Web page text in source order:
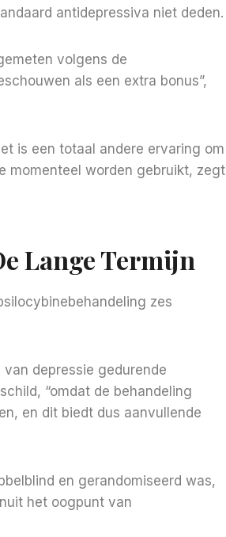
antidepressiva niet deden.
volgens de
als een extra bonus”,
is een totaal andere ervaring om
momenteel worden gebruikt, zegt
Lange Termijn
zes
depressie gedurende
“omdat de behandeling
en dit biedt dus aanvullende
en gerandomiseerd was,
het oogpunt van